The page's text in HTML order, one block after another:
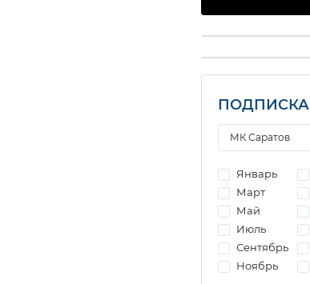
ПОДПИСКА
Январь
Март
Май
Июль
Сентябрь
Ноябрь